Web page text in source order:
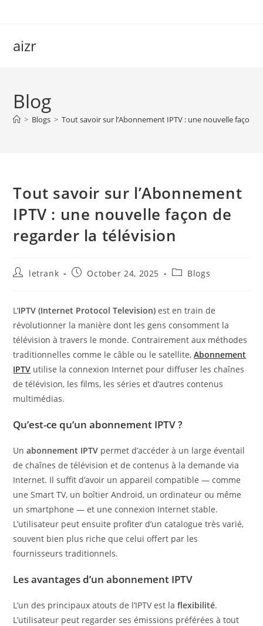
aizr
Blog
> Blogs > Tout savoir sur l’Abonnement IPTV : une nouvelle façon
Tout savoir sur l’Abonnement
IPTV : une nouvelle façon de
regarder la télévision
Postletrank
PostOctober 24, 2025
PostBlogs
L’IPTV (Internet Protocol Television) est en train de
révolutionner la manière dont les gens consomment la
télévision à travers le monde. Contrairement aux méthodes
traditionnelles comme le câble ou le satellite,Abonnement
IPTV utilise la connexion Internet pour diffuser les chaînes
de télévision, les films, les séries et d’autres contenus
multimédias.
Qu’est-ce qu’un abonnement IPTV ?
Unabonnement IPTV permet d’accéder à un large éventail
de chaînes de télévision et de contenus à la demande via
Internet. Il suffit d’avoir un appareil compatible — comme
une Smart TV, un boîtier Android, un ordinateur ou même
un smartphone — et une connexion Internet stable.
L’utilisateur peut ensuite profiter d’un catalogue très varié,
souvent bien plus riche que celui offert par les
fournisseurs traditionnels.
Les avantages d’un abonnement IPTV
L’un des principaux atouts de l’IPTV est laflexibilité.
L’utilisateur peut regarder ses émissions préférées à tout